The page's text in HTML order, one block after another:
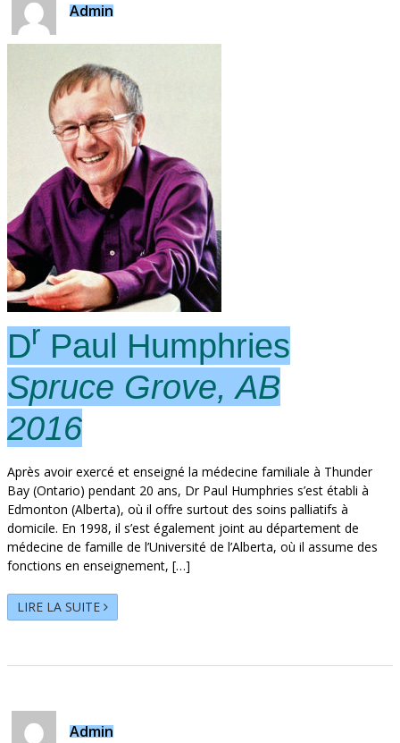
Admin
Dr Paul Humphries
Spruce Grove, AB
2016
Après avoir exercé et enseigné la médecine familiale à Thunder
Bay (Ontario) pendant 20 ans, Dr Paul Humphries s’est établi à
Edmonton (Alberta), où il offre surtout des soins palliatifs à
domicile. En 1998, il s’est également joint au département de
médecine de famille de l’Université de l’Alberta, où il assume des
fonctions en enseignement, […]
LIRE LA SUITE
Admin